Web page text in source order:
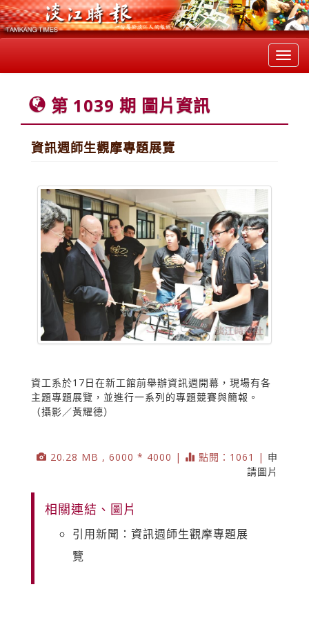
第 1039 期 圖片資訊
資訊週師生觀摩專題展覽
資工系於17日在新工館前舉辦資訊週開幕，現場有各
主題專題展覽，並進行一系列的專題競賽與簡報。
（攝影／黃耀德）
20.28 MB , 6000 * 4000 | 點閱：1061 | 申
請圖片
相關連結、圖片
引用新聞：資訊週師生觀摩專題展
覽